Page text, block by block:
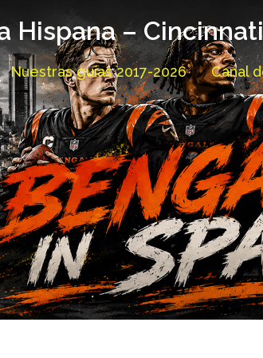
Hispana –
Nuestras guías 2017-2026 Canal